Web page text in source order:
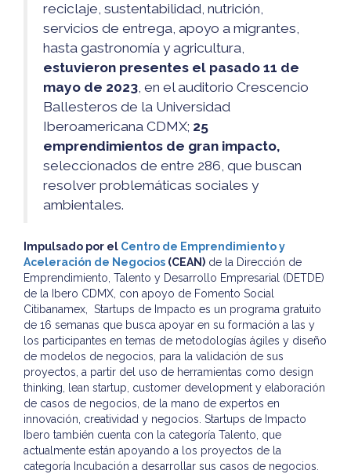
reciclaje, sustentabilidad, nutrición,
servicios de entrega, apoyo a migrantes,
hasta gastronomía y agricultura,
estuvieron presentes el pasado 11 de
mayo de 2023, en el auditorio Crescencio
Ballesteros de la Universidad
Iberoamericana CDMX; 25
emprendimientos de gran impacto,
seleccionados de entre 286, que buscan
resolver problemáticas sociales y
ambientales.
Impulsado por el Centro de Emprendimiento y
Aceleración de Negocios (CEAN) de la Dirección de
Emprendimiento, Talento y Desarrollo Empresarial (DETDE)
de la Ibero CDMX, con apoyo de Fomento Social
Citibanamex, Startups de Impacto es un programa gratuito
de 16 semanas que busca apoyar en su formación a las y
los participantes en temas de metodologías ágiles y diseño
de modelos de negocios, para la validación de sus
proyectos, a partir del uso de herramientas como design
thinking, lean startup, customer development y elaboración
de casos de negocios, de la mano de expertos en
innovación, creatividad y negocios. Startups de Impacto
Ibero también cuenta con la categoría Talento, que
actualmente están apoyando a los proyectos de la
categoría Incubación a desarrollar sus casos de negocios.